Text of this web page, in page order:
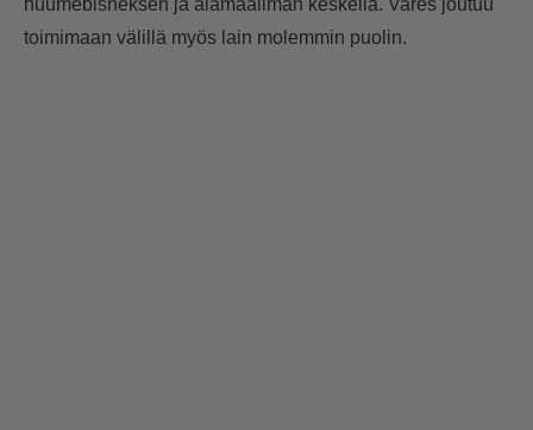
toimimaan välillä myös lain molemmin puolin.